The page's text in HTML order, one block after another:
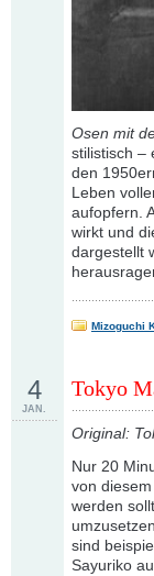
Osen mit
stilistisch –
den
Leben
aufopfern.
wirkt und
dargestellt
Mizoguchi
Tokyo
4
JAN.
Original:
Nur 20
von
werden
sind
Sayuriko